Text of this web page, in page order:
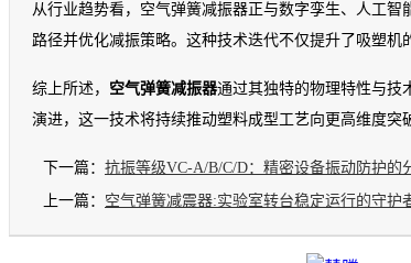
从行业趋势看，空气弹簧减振器正与数字孪生、人工
路径并优化减振策略。这种技术迭代不仅提升了吸塑机
综上所述， 空气弹簧减振器通过其独特的物理特性与技
演进，这一技术将持续推动塑料成型工艺向更高维度突
下一篇： 抗振等级VC-A/B/C/D：精密设备振动防护的
上一篇： 空气弹簧减震器:实验室转台稳定运行的守护